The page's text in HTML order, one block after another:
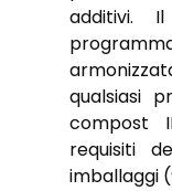
additivi.
qualsiasi
compost
requisiti
imballaggi